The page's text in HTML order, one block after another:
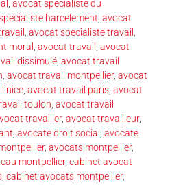
, avocat specialiste du
harcelement, avocat
, avocat specialiste travail ,
moral , avocat travail , avocat
dissimulé, avocat travail
, avocat travail montpellier, avocat
nice, avocat travail paris, avocat
toulon, avocat travail
travailler, avocat travailleur,
, avocate droit social , avocate
, avocats montpellier,
montpellier, cabinet avocat
, cabinet avocats montpellier,